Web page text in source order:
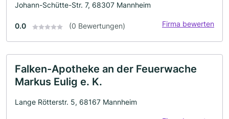
Johann-Schütte-Str. 7, 68307 Mannheim
0.0 (0 Bewertungen) Firma bewerten
Falken-Apotheke an der Feuerwache
Markus Eulig e. K.
Lange Rötterstr. 5, 68167 Mannheim